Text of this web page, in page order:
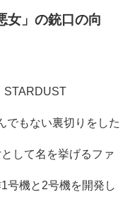
女」の銃口の向
でもない裏切りをした
して名を挙げるファ
号機と2号機を開発し